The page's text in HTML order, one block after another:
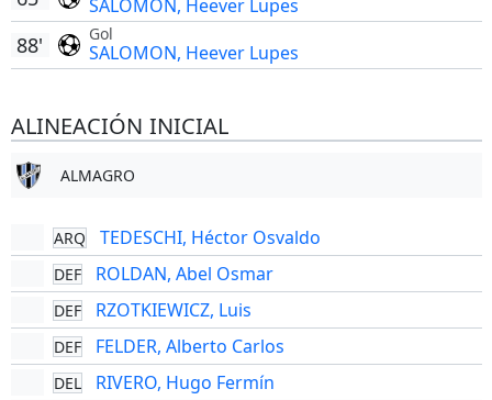
SALOMON, Heever Lupes
Gol
SALOMON, Heever Lupes
88'
ALINEACIÓN INICIAL
ALMAGRO
ARQ TEDESCHI, Héctor Osvaldo
DEF ROLDAN, Abel Osmar
DEF RZOTKIEWICZ, Luis
DEF FELDER, Alberto Carlos
DEL RIVERO, Hugo Fermín